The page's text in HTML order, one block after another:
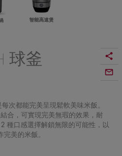
智能高速煲
球釜
次都能完美呈現鬆軟美味米飯。
合，可實現完美無瑕的效果，耐
種口感選擇解鎖無限的可能性，以
美的米飯。